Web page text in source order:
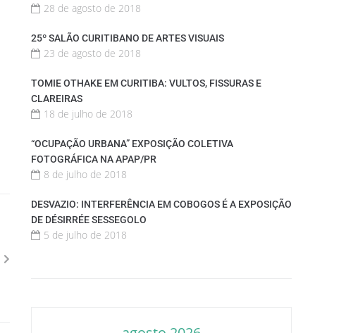
28 de agosto de 2018
25º SALÃO CURITIBANO DE ARTES VISUAIS
23 de agosto de 2018
TOMIE OTHAKE EM CURITIBA: VULTOS, FISSURAS E
CLAREIRAS
18 de julho de 2018
“OCUPAÇÃO URBANA” EXPOSIÇÃO COLETIVA
FOTOGRÁFICA NA APAP/PR
8 de julho de 2018
DESVAZIO: INTERFERÊNCIA EM COBOGOS É A EXPOSIÇÃO
DE DÉSIRRÉE SESSEGOLO
5 de julho de 2018